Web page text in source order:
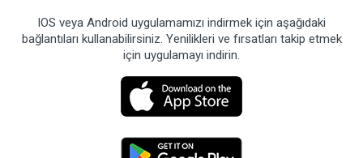
IOS veya Android uygulamamızı indirmek için aşağıdaki
bağlantıları kullanabilirsiniz. Yenilikleri ve fırsatları takip etmek
için uygulamayı indirin.